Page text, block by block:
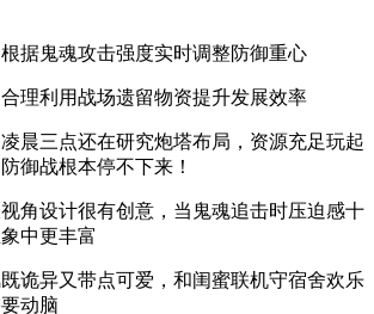
据鬼魂攻击强度实时调整防御重心
理利用战场遗留物资提升发展效率
凌晨三点还在研究炮塔布局，资源充足玩起
御战根本停不下来！
视角设计很有创意，当鬼魂追击时压迫感十
中更丰富
既诡异又带点可爱，和闺蜜联机守宿舍欢乐
动脑